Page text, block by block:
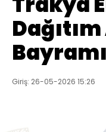
Giriş: 26-05-2026 15:26